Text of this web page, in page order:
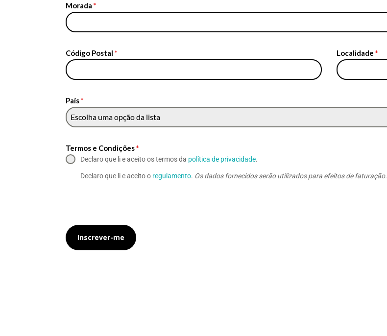
Morada*
Código Postal* Localidade *
País*
Escolha uma opção da lista
Termos e Condições*
Declaro que li e aceito os termos da política de privacidade.
Declaro que li e aceito o regulamento. Os dados fornecidos serão utilizados para efeitos de faturação.
Inscrever-me